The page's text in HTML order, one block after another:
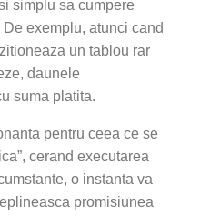
simplu sa cumpere
exemplu, atunci cand
un tablou rar
daunele
suma platita.
pentru ceea ce se
cerand executarea
o instanta va
promisiunea